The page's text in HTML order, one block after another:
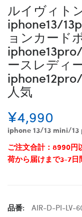
ルイヴィト
iphone13/
ョンカード
ースレディ
人気
¥4,990
iphone 13/13 mini/
ご注文合計：8990円
荷から届けまで3-7日
品番:
AIR-D-PI-LV-